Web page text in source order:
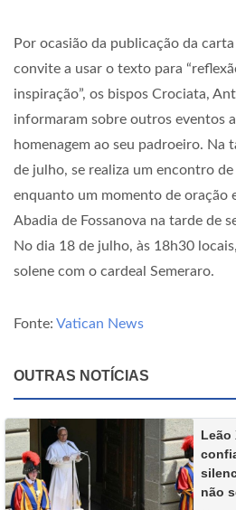
Por ocasião da publicação da
convite a usar o texto para
inspiração”, os bispos Crociata,
informaram sobre outros eventos
homenagem ao seu padroeiro. Na
de julho, se realiza um encontro
enquanto um momento de oração
Abadia de Fossanova na tarde de
No dia 18 de julho, às 18h30
solene com o cardeal Semeraro.
Fonte: Vatican News
OUTRAS NOTÍCIAS
Leão
não